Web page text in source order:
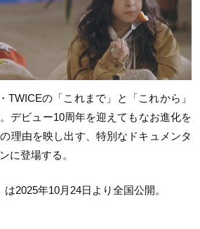
TWICEの「これまで」と「これから」
デビュー10周年を迎えてもなお進化を
理由を映し出す、特別なドキュメンタ
に登場する。
は2025年10月24日より全国公開。